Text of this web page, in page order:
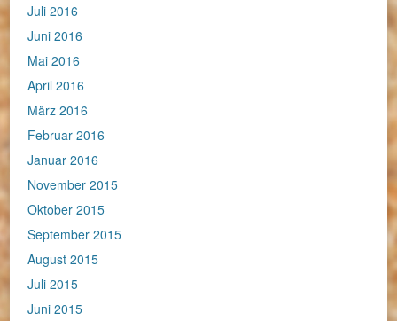
Juli 2016
Juni 2016
Mai 2016
April 2016
März 2016
Februar 2016
Januar 2016
November 2015
Oktober 2015
September 2015
August 2015
Juli 2015
Juni 2015